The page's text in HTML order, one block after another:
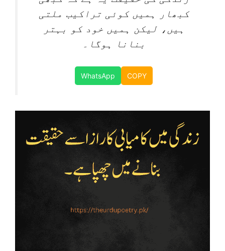
کبھار ہمیں کوئی تراکیب ملتی
ہیں، لیکن ہمیں خود کو بہتر
بنانا ہوگا۔
WhatsApp COPY